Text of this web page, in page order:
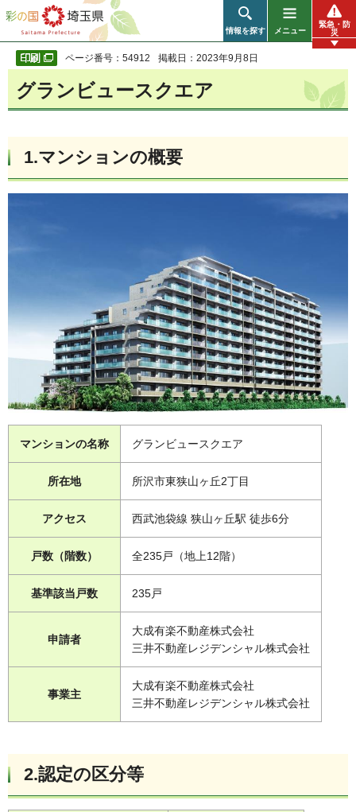
彩の国 埼玉県
情報を探す メニュー
緊急・防
災
ページ番号：54912 掲載日：2023年9月8日
グランビュースクエア
1.マンションの概要
マンションの名称 グランビュースクエア
所在地 所沢市東狭山ヶ丘2丁目
アクセス 西武池袋線 狭山ヶ丘駅 徒歩6分
戸数（階数） 全235戸（地上12階）
基準該当戸数 235戸
申請者
大成有楽不動産株式会社
三井不動産レジデンシャル株式会社
事業主
大成有楽不動産株式会社
三井不動産レジデンシャル株式会社
2.認定の区分等